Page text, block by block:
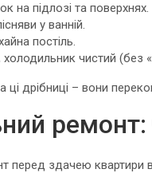
на підлозі та поверхнях.
у ванній.
постіль.
холодильник чистий (без
ці дрібниці – вони
перед здачею квартири